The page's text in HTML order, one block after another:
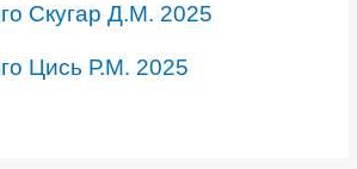
Скугар Д.М. 2025
Цись Р.М. 2025